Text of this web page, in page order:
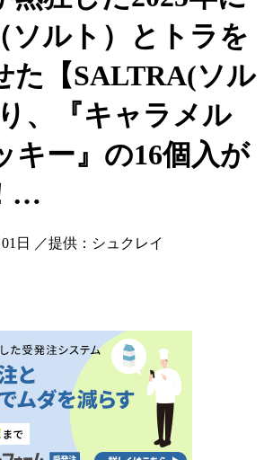
ソルト）とトラを
た【SALTRA(ソル
、『キャラメル
キー』の16個入が
…
日 ／提供：シュクレイ